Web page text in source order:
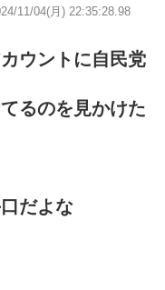
11/04(月) 22:35:28.98
ウントに自民党
るのを見かけた
だよな